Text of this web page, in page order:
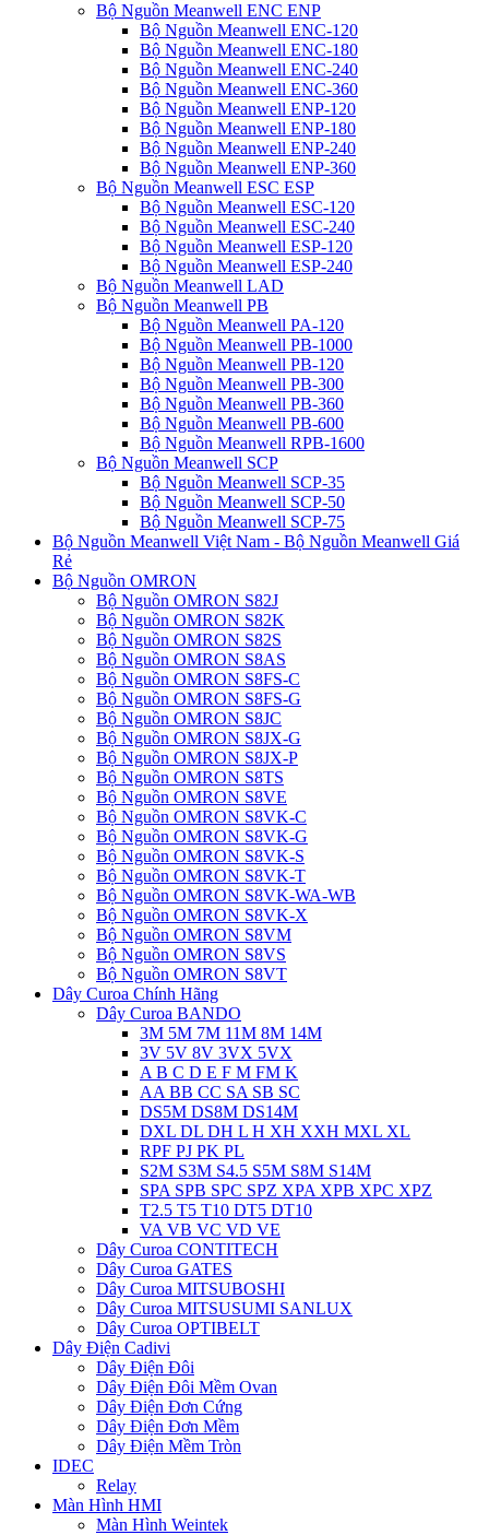
Bộ Nguồn Meanwell ENC ENP
Bộ Nguồn Meanwell ENC-120
Bộ Nguồn Meanwell ENC-180
Bộ Nguồn Meanwell ENC-240
Bộ Nguồn Meanwell ENC-360
Bộ Nguồn Meanwell ENP-120
Bộ Nguồn Meanwell ENP-180
Bộ Nguồn Meanwell ENP-240
Bộ Nguồn Meanwell ENP-360
Bộ Nguồn Meanwell ESC ESP
Bộ Nguồn Meanwell ESC-120
Bộ Nguồn Meanwell ESC-240
Bộ Nguồn Meanwell ESP-120
Bộ Nguồn Meanwell ESP-240
Bộ Nguồn Meanwell LAD
Bộ Nguồn Meanwell PB
Bộ Nguồn Meanwell PA-120
Bộ Nguồn Meanwell PB-1000
Bộ Nguồn Meanwell PB-120
Bộ Nguồn Meanwell PB-300
Bộ Nguồn Meanwell PB-360
Bộ Nguồn Meanwell PB-600
Bộ Nguồn Meanwell RPB-1600
Bộ Nguồn Meanwell SCP
Bộ Nguồn Meanwell SCP-35
Bộ Nguồn Meanwell SCP-50
Bộ Nguồn Meanwell SCP-75
Bộ Nguồn Meanwell Việt Nam - Bộ Nguồn Meanwell Giá
Rẻ
Bộ Nguồn OMRON
Bộ Nguồn OMRON S82J
Bộ Nguồn OMRON S82K
Bộ Nguồn OMRON S82S
Bộ Nguồn OMRON S8AS
Bộ Nguồn OMRON S8FS-C
Bộ Nguồn OMRON S8FS-G
Bộ Nguồn OMRON S8JC
Bộ Nguồn OMRON S8JX-G
Bộ Nguồn OMRON S8JX-P
Bộ Nguồn OMRON S8TS
Bộ Nguồn OMRON S8VE
Bộ Nguồn OMRON S8VK-C
Bộ Nguồn OMRON S8VK-G
Bộ Nguồn OMRON S8VK-S
Bộ Nguồn OMRON S8VK-T
Bộ Nguồn OMRON S8VK-WA-WB
Bộ Nguồn OMRON S8VK-X
Bộ Nguồn OMRON S8VM
Bộ Nguồn OMRON S8VS
Bộ Nguồn OMRON S8VT
Dây Curoa Chính Hãng
Dây Curoa BANDO
3M 5M 7M 11M 8M 14M
3V 5V 8V 3VX 5VX
A B C D E F M FM K
AA BB CC SA SB SC
DS5M DS8M DS14M
DXL DL DH L H XH XXH MXL XL
RPF PJ PK PL
S2M S3M S4.5 S5M S8M S14M
SPA SPB SPC SPZ XPA XPB XPC XPZ
T2.5 T5 T10 DT5 DT10
VA VB VC VD VE
Dây Curoa CONTITECH
Dây Curoa GATES
Dây Curoa MITSUBOSHI
Dây Curoa MITSUSUMI SANLUX
Dây Curoa OPTIBELT
Dây Điện Cadivi
Dây Điện Đôi
Dây Điện Đôi Mềm Ovan
Dây Điện Đơn Cứng
Dây Điện Đơn Mềm
Dây Điện Mềm Tròn
IDEC
Relay
Màn Hình HMI
Màn Hình Weintek